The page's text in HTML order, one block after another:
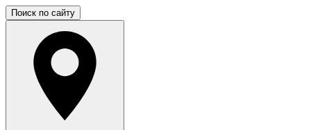
Поиск по сайту